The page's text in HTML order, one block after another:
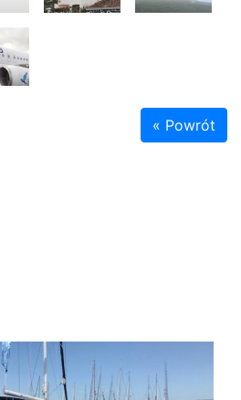
« Powrót